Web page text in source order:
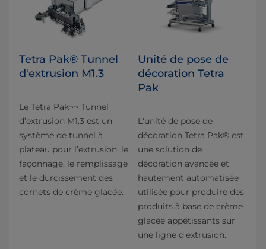
Tetra Pak® Tunnel
d'extrusion M1.3
Le Tetra Pak¬¬ Tunnel
d’extrusion M1.3 est un
système de tunnel à
plateau pour l’extrusion, le
façonnage, le remplissage
et le durcissement des
cornets de crème glacée.
Unité de pose de
décoration Tetra
Pak
L'unité de pose de
décoration Tetra Pak® est
une solution de
décoration avancée et
hautement automatisée
utilisée pour produire des
produits à base de crème
glacée appétissants sur
une ligne d'extrusion.